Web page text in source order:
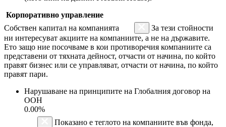
Корпоративно управление
Собствен капитал на компанията
За тези стойности
ни интересуват акциите на компаниите, а не на държавите.
Ето защо ние посочваме в кои противоречия компаниите са
представени от тяхната дейност, отчасти от начина, по който
правят бизнес или се управляват, отчасти от начина, по който
правят пари.
Нарушаване на принципите на Глобалния договор на
ООН
0.00%
Показано е теглото на компаниите във фонда,